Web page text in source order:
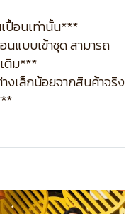
ปื้อนเท่านั้น***
แบบเข้าชุด สามารถ
ติม***
เล็กน้อยจากสินค้าจริง